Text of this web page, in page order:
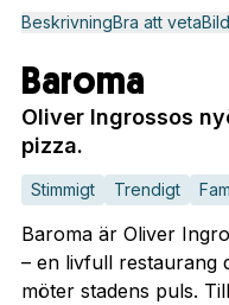
BeskrivningBra att veta
Baroma
Oliver Ingrossos
pizza.
Stimmigt Trendigt
Baroma är Oliver
– en livfull restaurang
möter stadens puls.